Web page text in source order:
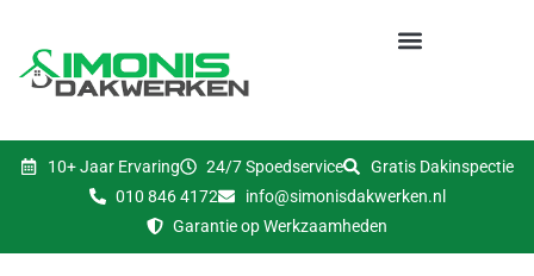
10+ Jaar Ervaring 24/7 Spoedservice
Gratis Dakinspectie
010 846 4172
info@simonisdakwerken.nl
Garantie op Werkzaamheden